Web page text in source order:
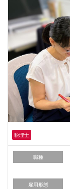
税理士
職種
雇用形態